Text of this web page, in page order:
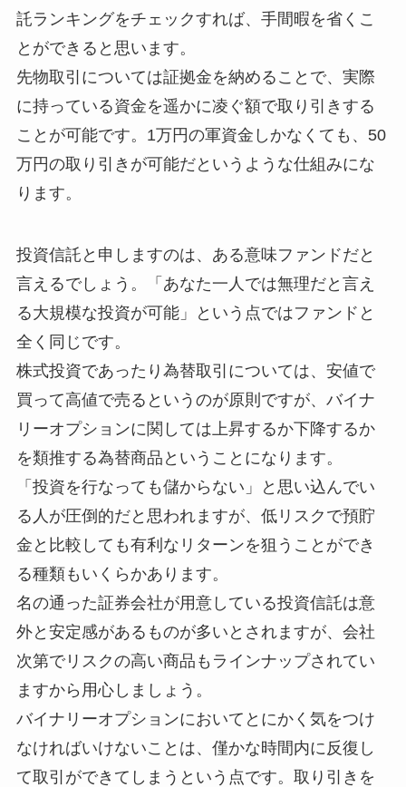
託ランキングをチェックすれば、手間暇を省くこ
とができると思います。
先物取引については証拠金を納めることで、実際
に持っている資金を遥かに凌ぐ額で取り引きする
ことが可能です。1万円の軍資金しかなくても、50
万円の取り引きが可能だというような仕組みにな
ります。
投資信託と申しますのは、ある意味ファンドだと
言えるでしょう。「あなた一人では無理だと言え
る大規模な投資が可能」という点ではファンドと
全く同じです。
株式投資であったり為替取引については、安値で
買って高値で売るというのが原則ですが、バイナ
リーオプションに関しては上昇するか下降するか
を類推する為替商品ということになります。
「投資を行なっても儲からない」と思い込んでい
る人が圧倒的だと思われますが、低リスクで預貯
金と比較しても有利なリターンを狙うことができ
る種類もいくらかあります。
名の通った証券会社が用意している投資信託は意
外と安定感があるものが多いとされますが、会社
次第でリスクの高い商品もラインナップされてい
ますから用心しましょう。
バイナリーオプションにおいてとにかく気をつけ
なければいけないことは、僅かな時間内に反復し
て取引ができてしまうという点です。取り引きを